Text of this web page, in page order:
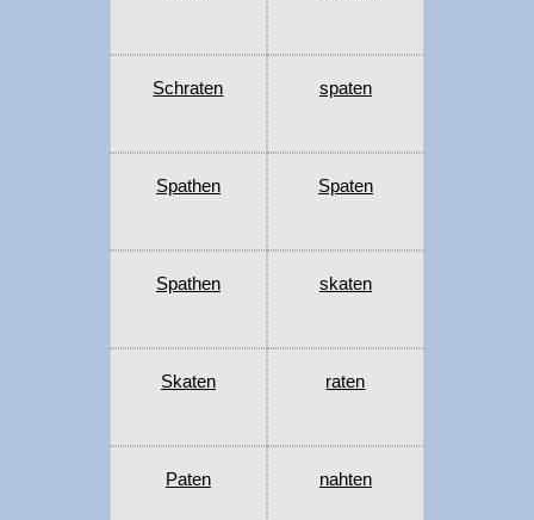
Schraten spaten
Spathen Spaten
Spathen skaten
Skaten raten
Paten nahten